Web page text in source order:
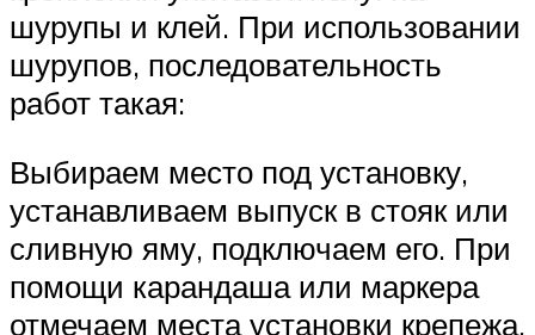
шурупы и клей. При использовании
шурупов, последовательность
работ такая:
Выбираем место под установку,
устанавливаем выпуск в стояк или
сливную яму, подключаем его. При
помощи карандаша или маркера
отмечаем места установки крепежа.